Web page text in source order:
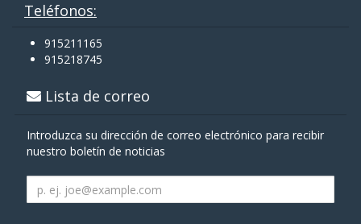
Teléfonos:
915211165
915218745
Lista de correo
Introduzca su dirección de correo electrónico para recibir
nuestro boletín de noticias